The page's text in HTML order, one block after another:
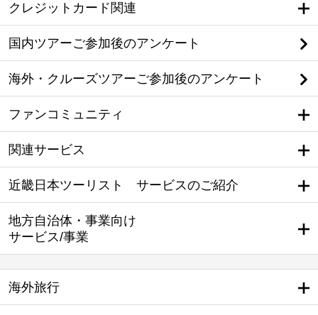
クレジットカード関連
国内ツアーご参加後のアンケート
海外・クルーズツアーご参加後のアンケート
ファンコミュニティ
関連サービス
近畿日本ツーリスト サービスのご紹介
地方自治体・事業向け
サービス/事業
海外旅行